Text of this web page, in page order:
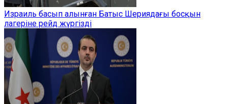
Израиль басып алынған Батыс Шериядағы босқын
лагеріне рейд жүргізді